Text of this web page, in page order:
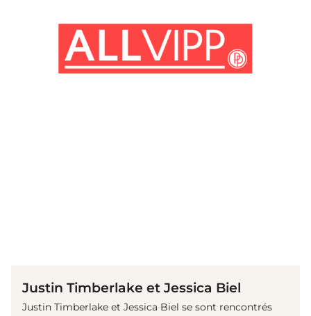
Justin Timberlake et Jessica Biel
Justin Timberlake et Jessica Biel se sont rencontrés